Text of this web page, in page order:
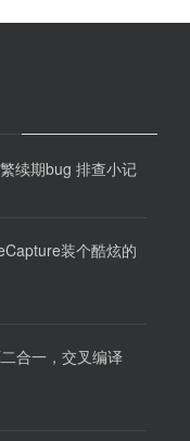
续期bug 排查小记
装个酷炫的
合一，交叉编译